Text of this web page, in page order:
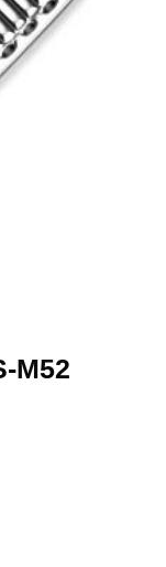
M52